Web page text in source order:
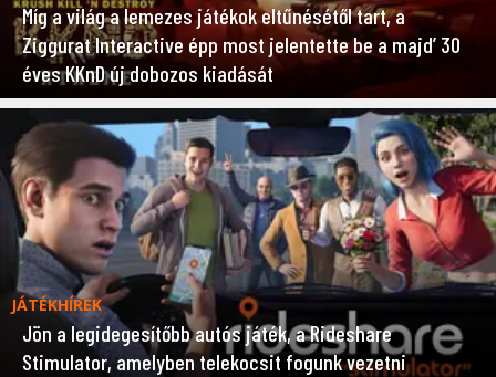
Míg a világ a lemezes játékok eltűnésétől tart, a
Ziggurat Interactive épp most jelentette be a majd’ 30
éves KKnD új dobozos kiadását
JÁTÉKHÍREK
Jön a legidegesítőbb autós játék, a Rideshare
Stimulator, amelyben telekocsit fogunk vezetni